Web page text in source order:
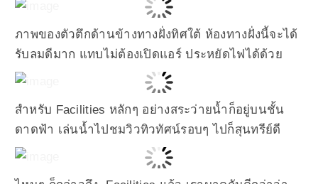
ภาพของตัวตึกด้านข้างทางฝั่งทิศใต้ ห้องทางฝั่งนี้จะได้
รับลมดีมาก แทบไม่ต้องเปิดแอร์ ประหยัดไฟได้ด้วย
สำหรับ Facilities หลักๆ อย่างสระว่ายน้ำก็อยู่บนชั้น
ดาดฟ้า เล่นน้ำไปชมวิวทิวทัศน์รอบๆ ไปก็สุนทรีย์ดี